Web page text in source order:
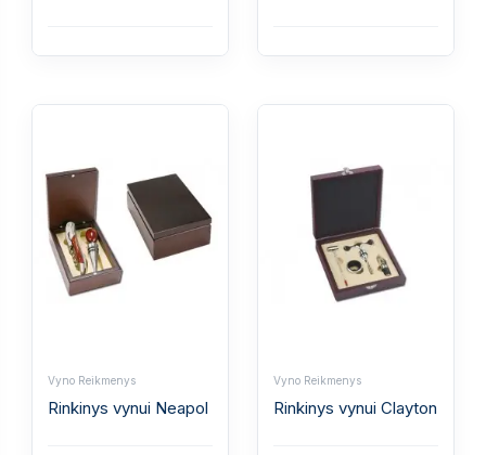
Vyno Reikmenys
Rinkinys vynui Neapol
Vyno Reikmenys
Rinkinys vynui Clayton